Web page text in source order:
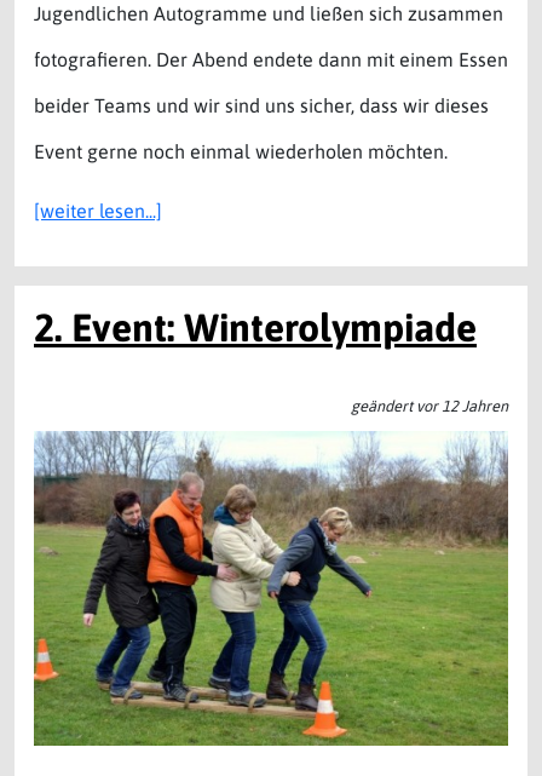
Jugendlichen Autogramme und ließen sich zusammen
fotografieren. Der Abend endete dann mit einem Essen
beider Teams und wir sind uns sicher, dass wir dieses
Event gerne noch einmal wiederholen möchten.
[weiter lesen...]
2. Event: Winterolympiade
geändert vor 12 Jahren